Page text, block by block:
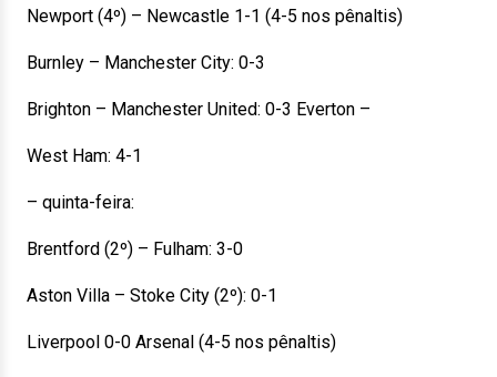
Newport (4º) – Newcastle 1-1 (4-5 nos pênaltis)
Burnley – Manchester City: 0-3
Brighton – Manchester United: 0-3 Everton –
West Ham: 4-1
– quinta-feira:
Brentford (2º) – Fulham: 3-0
Aston Villa – Stoke City (2º): 0-1
Liverpool 0-0 Arsenal (4-5 nos pênaltis)